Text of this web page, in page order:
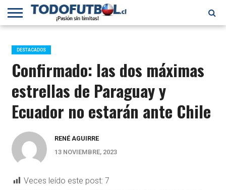
PRIMERA
B
SELECCIÓN
CHILENA
CHILENOS
EN EL
MUNDO
FÚTBOL
INTERNACIONAL
DESTACADOS
Confirmado: las dos máximas
estrellas de Paraguay y
Ecuador no estarán ante Chile
RENÉ AGUIRRE
13 NOVIEMBRE, 2023
Veces leído este post: 7